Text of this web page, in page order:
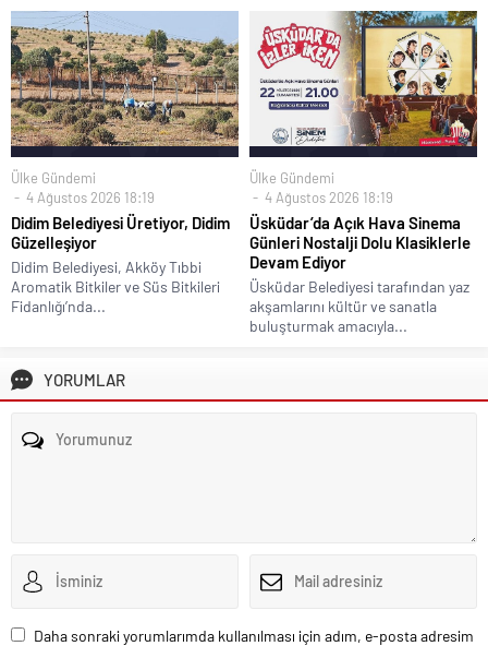
Ülke Gündemi
4 Ağustos 2026 18:19
Didim Belediyesi Üretiyor, Didim
Güzelleşiyor
Didim Belediyesi, Akköy Tıbbi
Aromatik Bitkiler ve Süs Bitkileri
Fidanlığı’nda...
Ülke Gündemi
4 Ağustos 2026 18:19
Üsküdar’da Açık Hava Sinema
Günleri Nostalji Dolu Klasiklerle
Devam Ediyor
Üsküdar Belediyesi tarafından yaz
akşamlarını kültür ve sanatla
buluşturmak amacıyla...
YORUMLAR
Daha sonraki yorumlarımda kullanılması için adım, e-posta adresim